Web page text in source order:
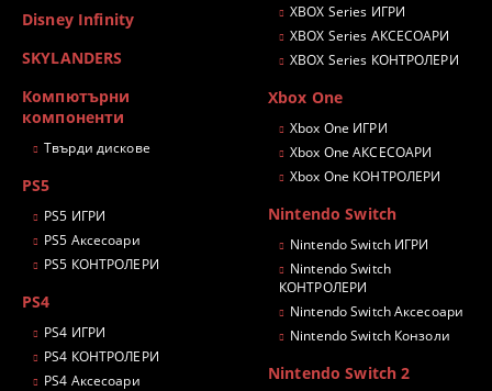
Disney Infinity
SKYLANDERS
Компютърни
компоненти
Твърди дискове
PS5
PS5 ИГРИ
PS5 Аксесоари
PS5 КОНТРОЛЕРИ
PS4
PS4 ИГРИ
PS4 КОНТРОЛЕРИ
PS4 Аксесоари
XBOX Series ИГРИ
XBOX Series АКСЕСОАРИ
XBOX Series КОНТРОЛЕРИ
Xbox One
Xbox One ИГРИ
Xbox One АКСЕСОАРИ
Xbox One КОНТРОЛЕРИ
Nintendo Switch
Nintendo Switch ИГРИ
Nintendo Switch
КОНТРОЛЕРИ
Nintendo Switch Аксесоари
Nintendo Switch Конзоли
Nintendo Switch 2